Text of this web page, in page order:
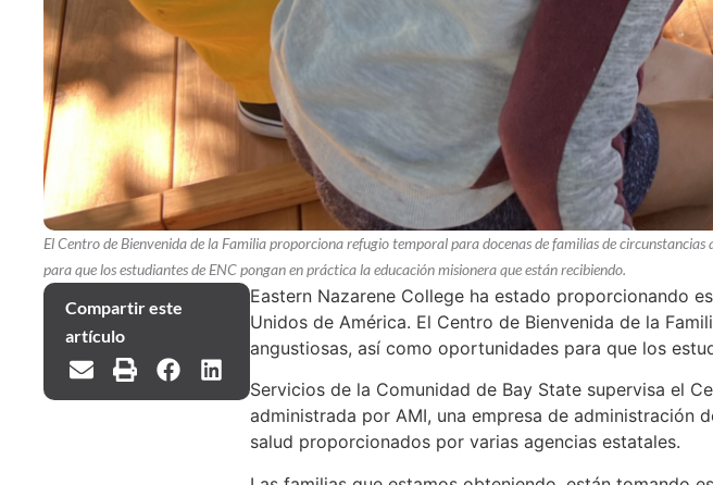
El Centro de Bienvenida de la Familia proporciona refugio temporal para docenas de familias de circunstancias
para que los estudiantes de ENC pongan en práctica la educación misionera que están recibiendo.
Compartir este
artículo
Eastern Nazarene College ha estado proporcionando
Unidos de América. El Centro de Bienvenida de la
angustiosas, así como oportunidades para que los
Servicios de la Comunidad de Bay State supervisa el
administrada por AMI, una empresa de
salud proporcionados por varias agencias estatales.